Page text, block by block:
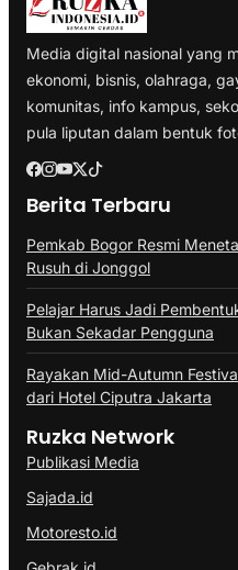
Media digital nasional yang
ekonomi, bisnis, olahraga,
komunitas, info kampus,
pula liputan dalam bentuk
Berita Terbaru
Pemkab Bogor Resmi
Rusuh di Jonggol
Pelajar Harus Jadi
Bukan Sekadar Pengguna
Rayakan Mid-Autumn
dari Hotel Ciputra Jakarta
Ruzka Network
Publikasi Media
Sajada.id
Motoresto.id